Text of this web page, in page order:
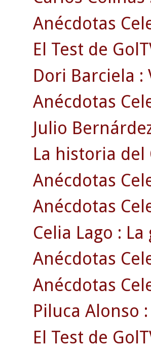
Anécdotas
El Test de
Dori Barciela
Anécdotas
Julio
La historia
Anécdotas
Anécdotas
Celia Lago :
Anécdotas
Anécdotas
Piluca Alonso
El Test de